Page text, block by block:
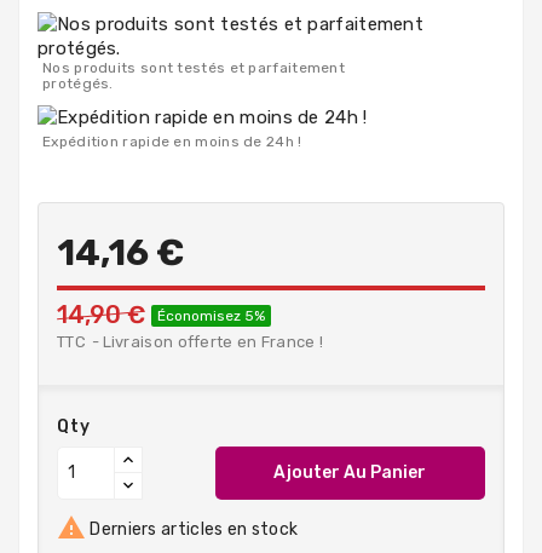
Nos produits sont testés et parfaitement
protégés.
Expédition rapide en moins de 24h !
14,16 €
14,90 € Économisez 5%
TTC Livraison offerte en France !
Qty
Ajouter Au Panier
 Derniers articles en stock